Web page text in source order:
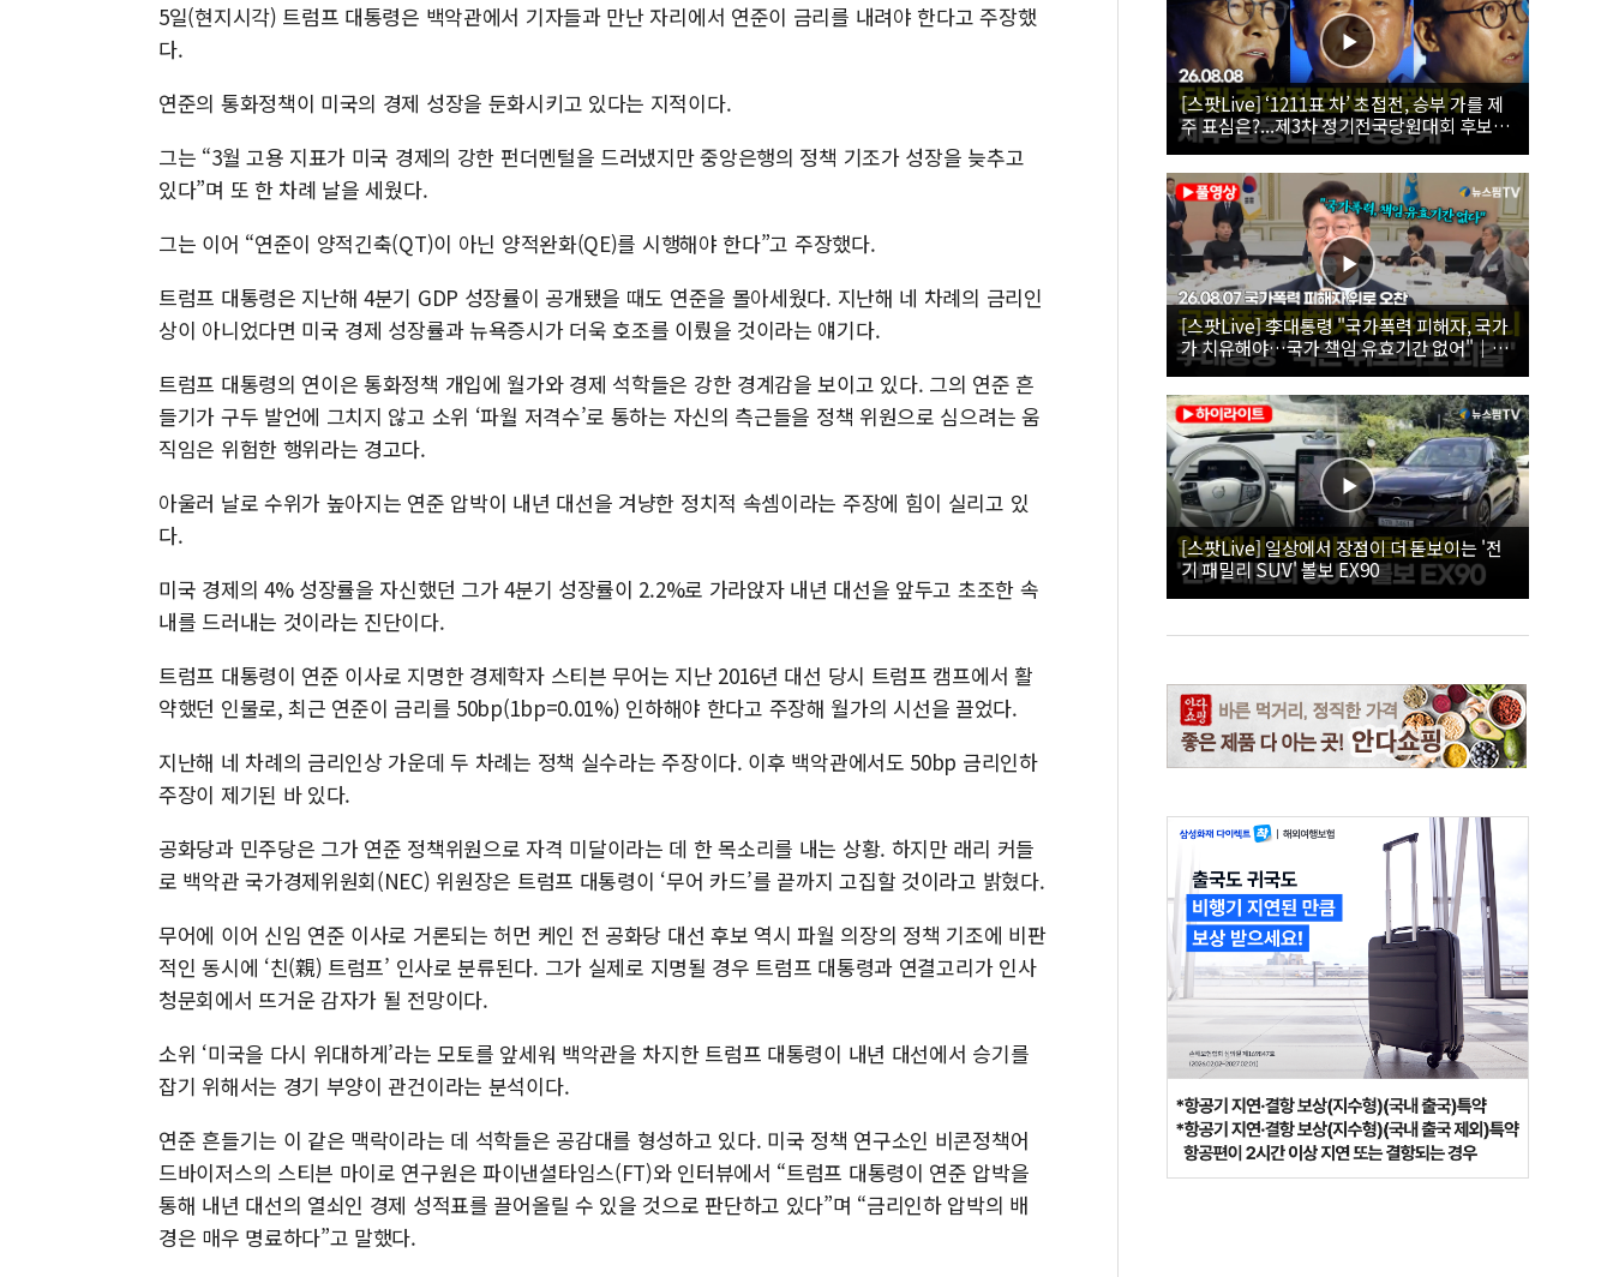
5일(현지시각) 트럼프 대통령은 백악관에서 기자들과 만난 자리에서 연준이 금리를 내려야 한다고 주장했
다.
연준의 통화정책이 미국의 경제 성장을 둔화시키고 있다는 지적이다.
그는 “3월 고용 지표가 미국 경제의 강한 펀더멘털을 드러냈지만 중앙은행의 정책 기조가 성장을 늦추고
있다”며 또 한 차례 날을 세웠다.
그는 이어 “연준이 양적긴축(QT)이 아닌 양적완화(QE)를 시행해야 한다”고 주장했다.
트럼프 대통령은 지난해 4분기 GDP 성장률이 공개됐을 때도 연준을 몰아세웠다. 지난해 네 차례의 금리인
상이 아니었다면 미국 경제 성장률과 뉴욕증시가 더욱 호조를 이뤘을 것이라는 얘기다.
트럼프 대통령의 연이은 통화정책 개입에 월가와 경제 석학들은 강한 경계감을 보이고 있다. 그의 연준 흔
들기가 구두 발언에 그치지 않고 소위 ‘파월 저격수’로 통하는 자신의 측근들을 정책 위원으로 심으려는 움
직임은 위험한 행위라는 경고다.
아울러 날로 수위가 높아지는 연준 압박이 내년 대선을 겨냥한 정치적 속셈이라는 주장에 힘이 실리고 있
다.
미국 경제의 4% 성장률을 자신했던 그가 4분기 성장률이 2.2%로 가라앉자 내년 대선을 앞두고 초조한 속
내를 드러내는 것이라는 진단이다.
트럼프 대통령이 연준 이사로 지명한 경제학자 스티븐 무어는 지난 2016년 대선 당시 트럼프 캠프에서 활
약했던 인물로, 최근 연준이 금리를 50bp(1bp=0.01%) 인하해야 한다고 주장해 월가의 시선을 끌었다.
지난해 네 차례의 금리인상 가운데 두 차례는 정책 실수라는 주장이다. 이후 백악관에서도 50bp 금리인하
주장이 제기된 바 있다.
공화당과 민주당은 그가 연준 정책위원으로 자격 미달이라는 데 한 목소리를 내는 상황. 하지만 래리 커들
로 백악관 국가경제위원회(NEC) 위원장은 트럼프 대통령이 ‘무어 카드’를 끝까지 고집할 것이라고 밝혔다.
무어에 이어 신임 연준 이사로 거론되는 허먼 케인 전 공화당 대선 후보 역시 파월 의장의 정책 기조에 비판
적인 동시에 ‘친(親) 트럼프’ 인사로 분류된다. 그가 실제로 지명될 경우 트럼프 대통령과 연결고리가 인사
청문회에서 뜨거운 감자가 될 전망이다.
소위 ‘미국을 다시 위대하게’라는 모토를 앞세워 백악관을 차지한 트럼프 대통령이 내년 대선에서 승기를
잡기 위해서는 경기 부양이 관건이라는 분석이다.
연준 흔들기는 이 같은 맥락이라는 데 석학들은 공감대를 형성하고 있다. 미국 정책 연구소인 비콘정책어
드바이저스의 스티븐 마이로 연구원은 파이낸셜타임스(FT)와 인터뷰에서 “트럼프 대통령이 연준 압박을
통해 내년 대선의 열쇠인 경제 성적표를 끌어올릴 수 있을 것으로 판단하고 있다”며 “금리인하 압박의 배
경은 매우 명료하다”고 말했다.
[스팟Live] ‘1211표 차’ 초접전, 승부 가를 제
주 표심은?...제3차 정기전국당원대회 후보자
제주 합동연설회 생중계 | 26.08.08
[스팟Live] 李대통령 "국가폭력 피해자, 국가
가 치유해야…국가 책임 유효기간 없어"｜
26.08.07 국가폭력 피해자 위로 오찬
[스팟Live] 일상에서 장점이 더 돋보이는 '전
기 패밀리 SUV' 볼보 EX90